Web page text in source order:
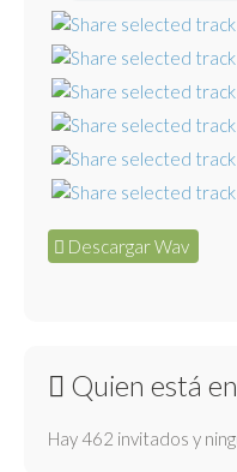
Descargar Wav
Quien está
Hay 462 invitados y